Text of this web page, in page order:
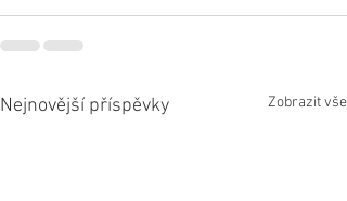
Nejnovější příspěvky Zobrazit vše